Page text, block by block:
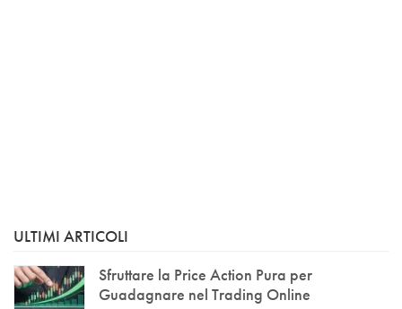
ULTIMI ARTICOLI
Sfruttare la Price Action Pura per
Guadagnare nel Trading Online